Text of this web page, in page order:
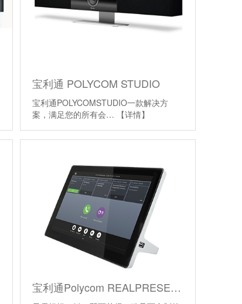
宝利通 POLYCOM STUDIO
宝利通POLYCOMSTUDIO一款解决方
案，满足您的所有会…
【详情】
宝利通Polycom REALPRESENCE TOUCH 触摸屏控制器